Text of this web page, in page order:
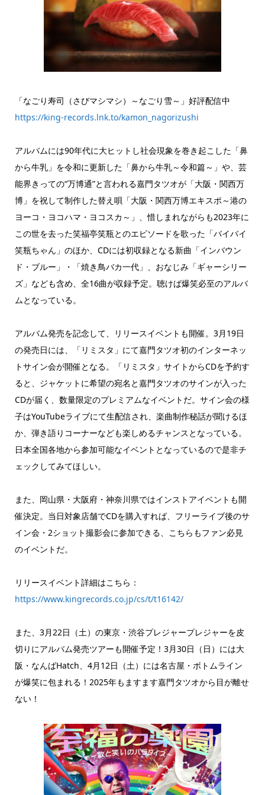
「なごり寿司（さびマシマシ）～なごり雪～」好評配信中
https://king-records.lnk.to/kamon_nagorizushi
アルバムには90年代に大ヒットし社会現象を巻き起こした「鼻
から牛乳」を令和に更新した「鼻から牛乳～令和篇～」や、芸
能界きっての“万博通”と言われる嘉門タツオが「大阪・関西万
博」を祝して制作した替え唄「大阪・関西万博エキスポ～港の
ヨーコ・ヨコハマ・ヨコスカ～」、惜しまれながらも2023年に
この世を去った笑福亭笑瓶とのエピソードを歌った「バイバイ
笑瓶ちゃん」のほか、CDには初収録となる新曲「インバウン
ド・ブルー」・「焼き鳥バカ一代」、おなじみ「ギャーシリー
ズ」なども含め、全16曲が収録予定。聴けば爆笑必至のアルバ
ムとなっている。
アルバム発売を記念して、リリースイベントも開催。3月19日
の発売日には、「リミスタ」にて嘉門タツオ初のインターネッ
トサイン会が開催となる。「リミスタ」サイトからCDを予約す
ると、ジャケットに希望の宛名と嘉門タツオのサインが入った
CDが届く、数量限定のプレミアムなイベントだ。サイン会の様
子はYouTubeライブにて生配信され、楽曲制作秘話が聞けるほ
か、弾き語りコーナーなども楽しめるチャンスとなっている。
日本全国各地から参加可能なイベントとなっているので是非チ
ェックしてみてほしい。
また、岡山県・大阪府・神奈川県ではインストアイベントも開
催決定。当日対象店舗でCDを購入すれば、フリーライブ後のサ
イン会・2ショット撮影会に参加できる、こちらもファン必見
のイベントだ。
リリースイベント詳細はこちら：
https://www.kingrecords.co.jp/cs/t/t16142/
また、3月22日（土）の東京・渋谷プレジャープレジャーを皮
切りにアルバム発売ツアーも開催予定！3月30日（日）には大
阪・なんばHatch、4月12日（土）には名古屋・ボトムライン
が爆笑に包まれる！2025年もますます嘉門タツオから目が離せ
ない！